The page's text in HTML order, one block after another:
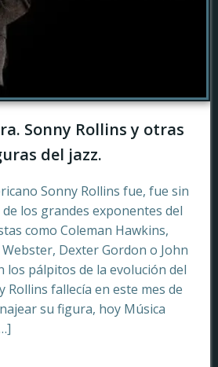
Sonny Rollins y otras
del jazz.
Sonny Rollins fue, fue sin
los grandes exponentes del
como Coleman Hawkins,
Dexter Gordon o John
los pálpitos de la evolución del
Rollins fallecía en este mes de
su figura, hoy Música